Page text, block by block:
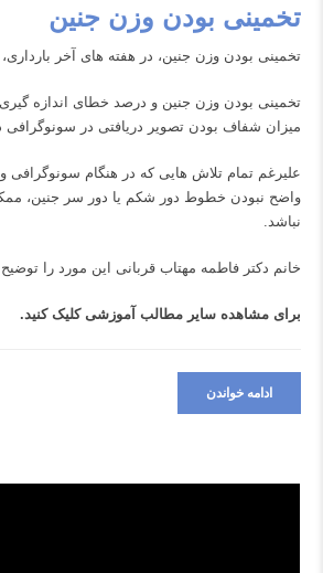
تخمینی بودن وزن جنین
تخمینی بودن وزن جنین، در هفته های آخر
تخمینی بودن وزن جنین و درصد خطای اندازه
میزان شفاف بودن تصویر دریافتی در سونوگرافی
علیرغم تمام تلاش هایی که در هنگام سونوگرافی
واضح نبودن خطوط دور شکم یا دور سر جنین،
نباشد.
خانم دکتر فاطمه مهتاب قربانی این مورد را
برای مشاهده سایر مطالب آموزشیکلیک کنید.
ادامه خواندن